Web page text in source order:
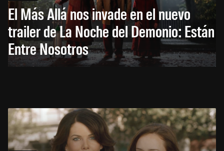
El Más Allá nos invade en el nuevo
trailer de La Noche del Demonio: Están
Entre Nosotros